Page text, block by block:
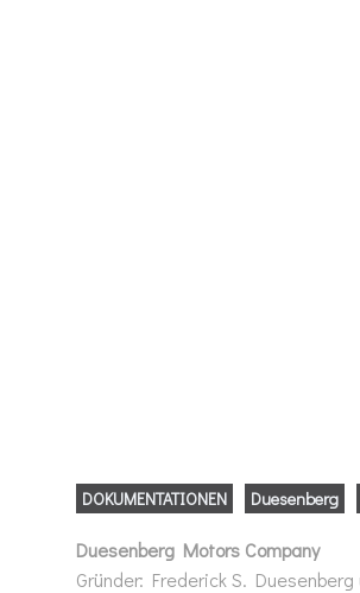
DOKUMENTATIONEN Duesenberg
Duesenberg Motors Company
Gründer: Frederick S.